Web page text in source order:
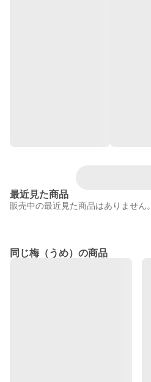
最近見た商品
販売中の最近見た商品はありません。
同じ梅（うめ）の商品